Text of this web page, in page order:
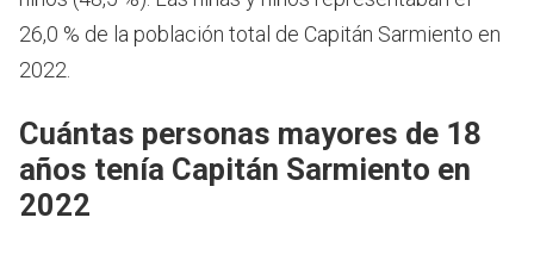
26,0 % de la población total de Capitán Sarmiento en
2022.
Cuántas personas mayores de 18
años tenía Capitán Sarmiento en
2022